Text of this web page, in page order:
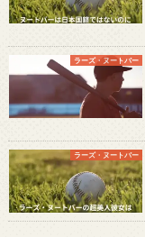
ラーズ・ヌートバー
ラーズ・ヌートバー